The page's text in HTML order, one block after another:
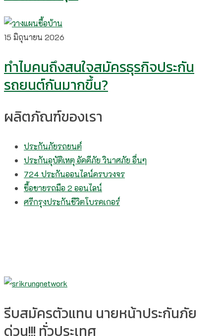
15 มิถุนายน 2026
ทำไมคนถึงสนใจสมัครธุรกิจประกัน
รถยนต์กันมากขึ้น?
ผลิตภัณฑ์ของเรา
ประกันภัยรถยนต์
ประกันอุบัติเหตุ อัคคีภัย วินาศภัย อื่นๆ
724 ประกันออนไลน์ครบวงจร
ซื้อขายรถมือ 2 ออนไลน์
ศรีกรุงประกันชีวิตโบรคเกอร์
รีบสมัครตัวแทน นายหน้าประกันภัย
ด่วน!!! ทั่วประเทศ